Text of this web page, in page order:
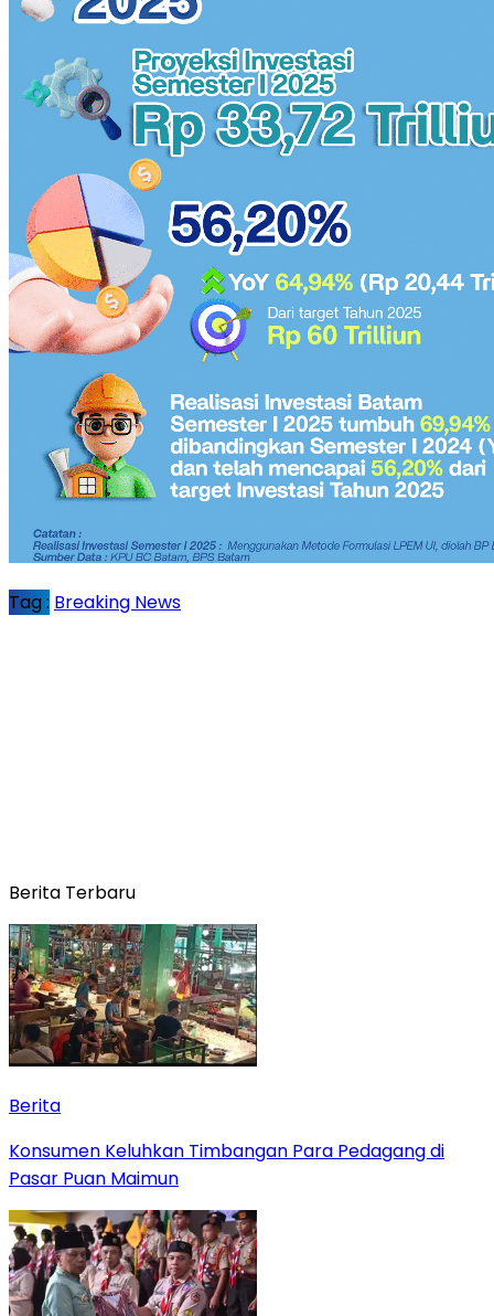
Tag : Breaking News
Berita Terbaru
Berita
Konsumen Keluhkan Timbangan Para Pedagang di
Pasar Puan Maimun